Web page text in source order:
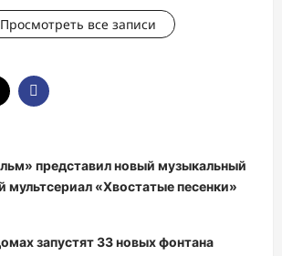
Просмотреть все записи
представил новый музыкальный
мультсериал «Хвостатые песенки»
запустят 33 новых фонтана